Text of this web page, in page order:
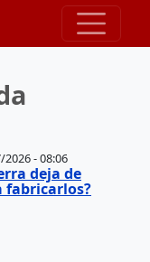
2026 - 08:06
deja de
fabricarlos?